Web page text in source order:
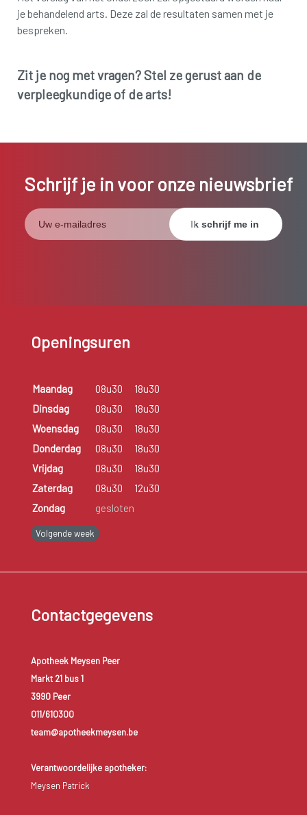
je behandelend arts. Deze zal de resultaten samen met je
bespreken.
Zit je nog met vragen? Stel ze gerust aan de
verpleegkundige of de arts!
Schrijf je in voor onze nieuwsbrief
Openingsuren
Maandag 08u30
18u30
Dinsdag
08u30
18u30
Woensdag
08u30
18u30
Donderdag
08u30
18u30
Vrijdag
08u30
18u30
Zaterdag
08u30
12u30
Zondag
gesloten
Volgende week
Contactgegevens
Apotheek Meysen Peer
Markt 21 bus 1
3990 Peer
011/610300
team@apotheekmeysen.be
Verantwoordelijke apotheker:
Meysen Patrick